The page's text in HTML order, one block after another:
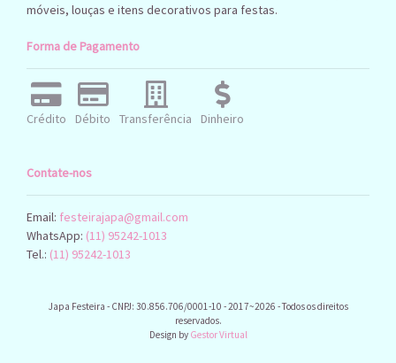
móveis, louças e itens decorativos para festas.
Forma de Pagamento
Crédito Débito Transferência Dinheiro
Contate-nos
Email: festeirajapa@gmail.com
WhatsApp: (11) 95242-1013
Tel.: (11) 95242-1013
Japa Festeira - CNPJ: 30.856.706/0001-10 - 2017~2026 - Todos os direitos
reservados.
Design by Gestor Virtual